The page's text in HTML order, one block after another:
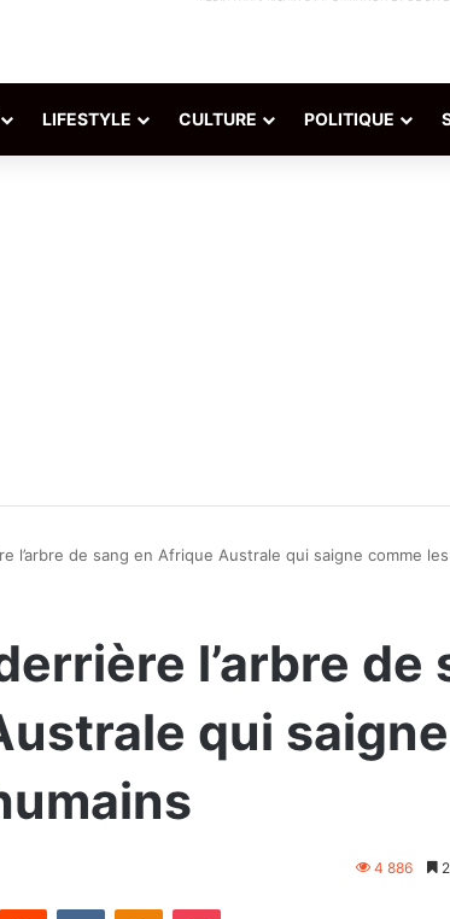
LIFESTYLE CULTURE POLITIQUE
l’arbre de sang en Afrique Australe qui saigne comme
l’arbre de
qui saigne
4 886
Reddit VKontakteOdnoklassniki
Pocket